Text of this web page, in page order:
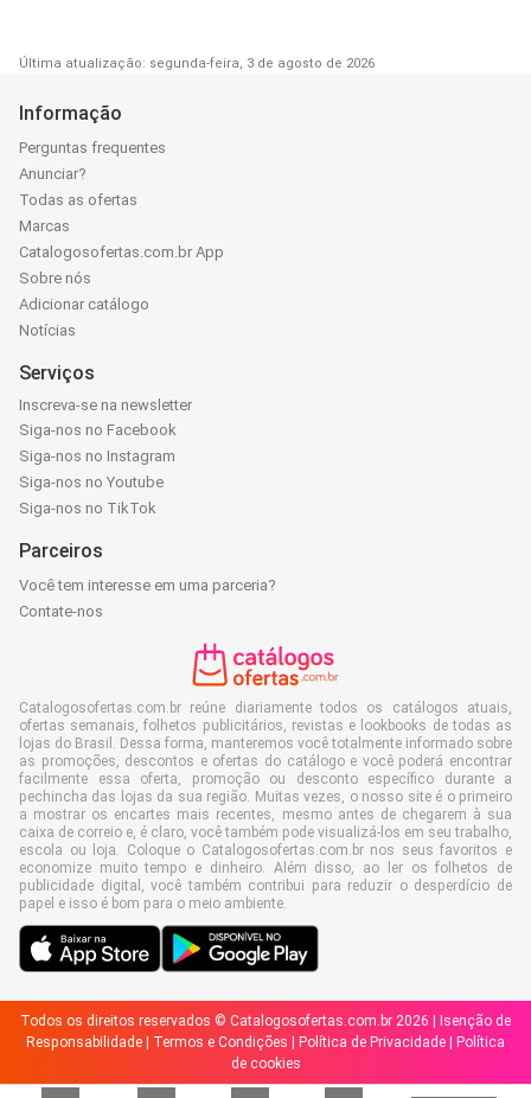
Última atualização: segunda-feira, 3 de agosto de 2026
Informação
Perguntas frequentes
Anunciar?
Todas as ofertas
Marcas
Catalogosofertas.com.br App
Sobre nós
Adicionar catálogo
Notícias
Serviços
Inscreva-se na newsletter
Siga-nos no Facebook
Siga-nos no Instagram
Siga-nos no Youtube
Siga-nos no TikTok
Parceiros
Você tem interesse em uma parceria?
Contate-nos
Catalogosofertas.com.br reúne diariamente todos os catálogos atuais,
ofertas semanais, folhetos publicitários, revistas e lookbooks de todas as
lojas do Brasil. Dessa forma, manteremos você totalmente informado sobre
as promoções, descontos e ofertas do catálogo e você poderá encontrar
facilmente essa oferta, promoção ou desconto específico durante a
pechincha das lojas da sua região. Muitas vezes, o nosso site é o primeiro
a mostrar os encartes mais recentes, mesmo antes de chegarem à sua
caixa de correio e, é claro, você também pode visualizá-los em seu trabalho,
escola ou loja. Coloque o Catalogosofertas.com.br nos seus favoritos e
economize muito tempo e dinheiro. Além disso, ao ler os folhetos de
publicidade digital, você também contribui para reduzir o desperdício de
papel e isso é bom para o meio ambiente.
Todos os direitos reservados © Catalogosofertas.com.br 2026 |
Isenção de
Responsabilidade
Termos e Condições Política de Privacidade
Política
de cookies